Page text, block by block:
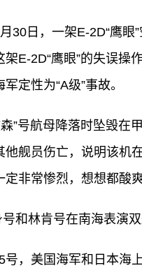
30日，一架E-2D“鹰眼
架E-2D“鹰眼”的失误操
定性为“A级”事故。
”号航母降落时坠毁在
他舰员伤亡，说明该机
非常惨烈，想想都酸爽
号和林肯号在南海表演
号，美国海军和日本海